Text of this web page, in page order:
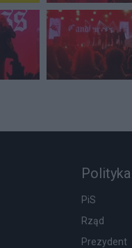
Polityka
PiS
Rząd
Prezydent